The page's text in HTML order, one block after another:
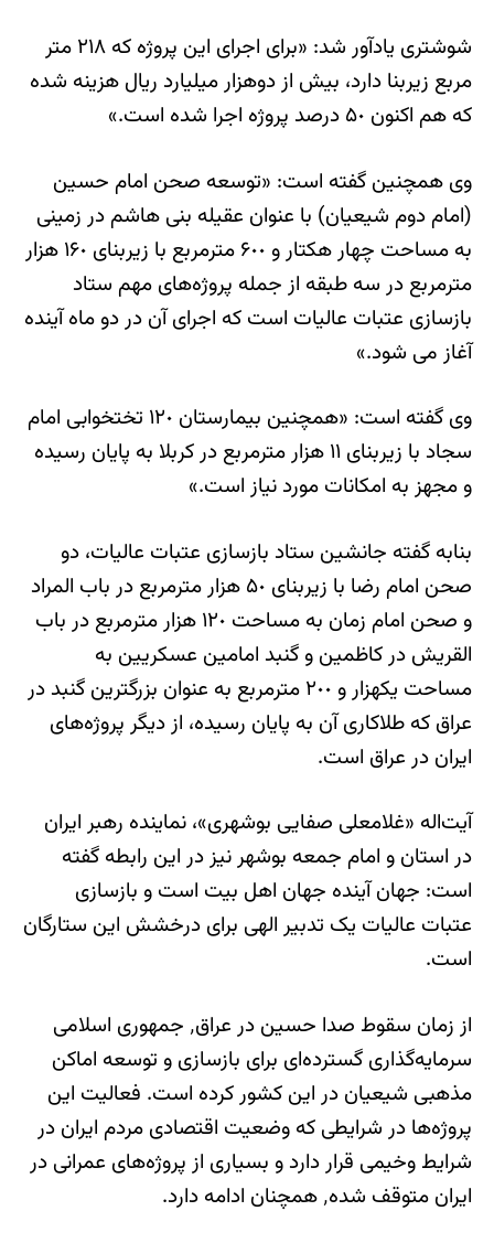
شوشتری یادآور شد: «برای اجرای این پروژه که ٢١٨ متر
مربع زیربنا دارد، بیش از دوهزار میلیارد ریال هزینه شده
که هم اکنون ۵٠ درصد پروژه اجرا شده است.»
وی همچنین گفته است: «توسعه صحن امام حسین
(امام دوم شیعیان) با عنوان عقیله بنی هاشم در زمینی
به مساحت چهار هکتار و ۶٠٠ مترمربع با زیربنای ١۶٠ هزار
مترمربع در سه طبقه از جمله پروژه‌های مهم ستاد
بازسازی عتبات عالیات است که اجرای آن در دو ماه آینده
آغاز می شود.»
وی گفته است: «همچنین بیمارستان ١٢٠ تختخوابی امام
سجاد با زیربنای ١١ هزار مترمربع در کربلا به پایان رسیده
و مجهز به امکانات مورد نیاز است.»
بنابه گفته جانشین ستاد بازسازی عتبات عالیات، دو
صحن امام رضا با زیربنای ۵٠ هزار مترمربع در باب المراد
و صحن امام زمان به مساحت ١٢٠ هزار مترمربع در باب
القریش در کاظمین و گنبد امامین عسکریین به
مساحت یکهزار و ٢٠٠ مترمربع به عنوان بزرگترین گنبد در
عراق که طلاکاری آن به پایان رسیده، از دیگر پروژه‌های
ایران در عراق است.
آیت‌اله «غلامعلی صفایی بوشهری»، نماینده رهبر ایران
در استان و امام جمعه بوشهر نیز در این رابطه گفته
است: جهان آینده جهان اهل بیت است و بازسازی
عتبات عالیات یک تدبیر الهی برای درخشش این ستارگان
است.
از زمان سقوط صدا حسین در عراق٬ جمهوری اسلامی
سرمایه‌گذاری گسترده‌ای برای بازسازی و توسعه اماکن
مذهبی شیعیان در این کشور کرده است. فعالیت این
پروژه‌ها در شرایطی که وضعیت اقتصادی مردم ایران در
شرایط وخیمی قرار دارد و بسیاری از پروژه‌های عمرانی در
ایران متوقف شده٬ همچنان ادامه دارد.